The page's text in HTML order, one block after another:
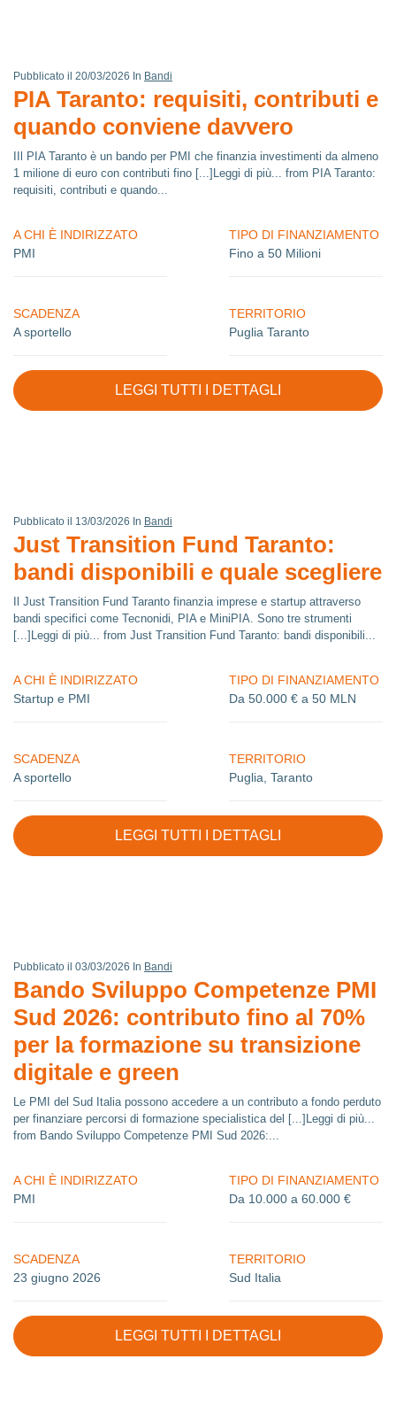
Pubblicato il 20/03/2026 In Bandi
PIA Taranto: requisiti, contributi e
quando conviene davvero
IIl PIA Taranto è un bando per PMI che finanzia investimenti da almeno
1 milione di euro con contributi fino [...]Leggi di più... from PIA Taranto:
requisiti, contributi e quando...
A CHI È INDIRIZZATO
PMI
TIPO DI FINANZIAMENTO
Fino a 50 Milioni
SCADENZA
A sportello
TERRITORIO
Puglia Taranto
LEGGI TUTTI I DETTAGLI
Pubblicato il 13/03/2026 In Bandi
Just Transition Fund Taranto:
bandi disponibili e quale scegliere
Il Just Transition Fund Taranto finanzia imprese e startup attraverso
bandi specifici come Tecnonidi, PIA e MiniPIA. Sono tre strumenti
[...]Leggi di più... from Just Transition Fund Taranto: bandi disponibili...
A CHI È INDIRIZZATO
Startup e PMI
TIPO DI FINANZIAMENTO
Da 50.000 € a 50 MLN
SCADENZA
A sportello
TERRITORIO
Puglia, Taranto
LEGGI TUTTI I DETTAGLI
Pubblicato il 03/03/2026 In Bandi
Bando Sviluppo Competenze PMI
Sud 2026: contributo fino al 70%
per la formazione su transizione
digitale e green
Le PMI del Sud Italia possono accedere a un contributo a fondo perduto
per finanziare percorsi di formazione specialistica del [...]Leggi di più...
from Bando Sviluppo Competenze PMI Sud 2026:...
A CHI È INDIRIZZATO
PMI
TIPO DI FINANZIAMENTO
Da 10.000 a 60.000 €
SCADENZA
23 giugno 2026
TERRITORIO
Sud Italia
LEGGI TUTTI I DETTAGLI